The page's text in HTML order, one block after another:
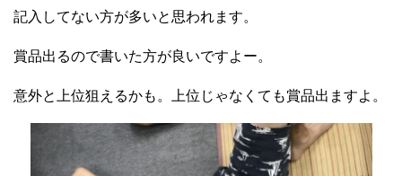
記入してない方が多いと思われます。
賞品出るので書いた方が良いですよー。
意外と上位狙えるかも。上位じゃなくても賞品出ますよ。